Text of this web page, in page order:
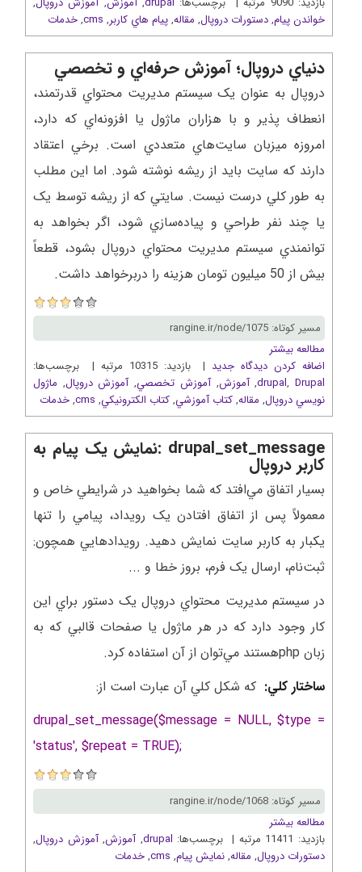
خواندن پيام,دستورات دروپال, مقاله,پيام هاي کاربر,
cms
,خدمات
دنياي دروپال؛ آموزش حرفه‌اي و تخصصي
دروپال به عنوان يک سيستم مديريت محتواي قدرتمند،
انعطاف پذير و با هزاران ماژول يا افزونه‌اي که دارد،
امروزه ميزبان سايت‌هاي متعددي است. برخي اعتقاد
دارند که سايت بايد از ريشه نوشته شود. اما اين مطلب
به طور کلي درست نيست. سايتي که از ريشه توسط يک
يا چند نفر طراحي و پياده‌سازي شود، اگر بخواهد به
توانمندي سيستم مديريت محتواي دروپال بشود، قطعاً
بيش از 50 ميليون تومان هزينه را دربرخواهد داشت
.
مسیر کوتاه: rangine.ir/node/1075
مطالعه بیشتر
اضافه کردن دیدگاه جدید | بازدید: 10315 مرتبه | برچسب‌ها:
drupal,Drupal
,آموزش,آموزش تخصصي,آموزش دروپال, ماژول
نويسي دروپال, مقاله,کتاب آموزشي,کتاب الکترونيکي,
cms
,خدمات
drupal_set_message :نمايش يک پيام به
کاربر دروپال
بسيار اتفاق مي‌افتد که شما بخواهيد در شرايطي خاص و
معمولاً پس از اتفاق افتادن يک رويداد، پيامي را تنها
يکبار به کاربر سايت نمايش دهيد. رويدادهايي همچون:
ثبت‌نام، ارسال يک فرم، بروز خطا و ...
در سيستم مديريت محتواي دروپال يک دستور براي اين
کار وجود دارد که در هر ماژول يا صفحات قالبي که به
زبان php‌هستند مي‌توان از آن استفاده کرد
.
ساختار کلي: که شکل کلي آن عبارت است از:
drupal_set_message($message = NULL, $type =
'status', $repeat = TRUE);
مسیر کوتاه: rangine.ir/node/1068
مطالعه بیشتر
بازدید: 11411 مرتبه | برچسب‌ها:
drupal
,آموزش,آموزش دروپال,
دستورات دروپال, مقاله,نمايش پيام,
cms
,خدمات